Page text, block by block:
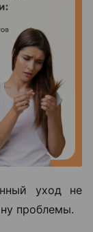
уход не
проблемы.